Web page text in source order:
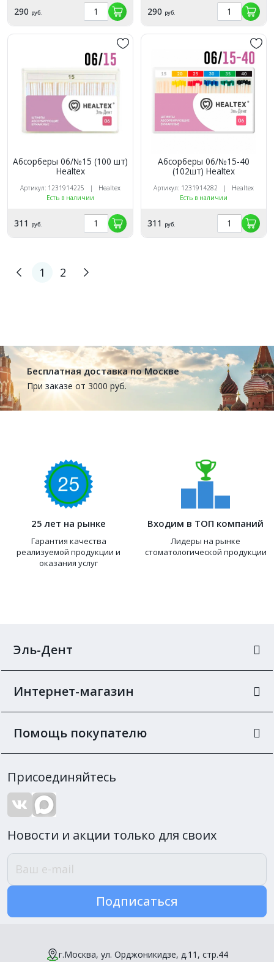
290 руб. 290 руб.
Абсорберы 06/№15 (100 шт)
Healtex
Артикул: 1231914225 | Healtex
Есть в наличии
311 руб.
Абсорберы 06/№15-40
(102шт) Healtex
Артикул: 1231914282 | Healtex
Есть в наличии
311 руб.
1 2
Бесплатная доставка по Москве
При заказе от 3000 руб.
25 лет на рынке
Гарантия качества
реализуемой продукции и
оказания услуг
Входим в ТОП компаний
Лидеры на рынке
стоматологической продукции
Эль-Дент
Интернет-магазин
Помощь покупателю
Присоединяйтесь
Новости и акции только для своих
Подписаться
г.Москва, ул. Орджоникидзе, д.11, стр.44